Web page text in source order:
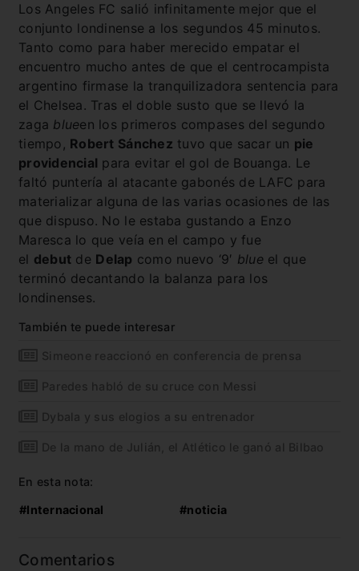
Los Angeles FC salió infinitamente mejor que el
conjunto londinense a los segundos 45 minutos.
Tanto como para haber merecido empatar el
encuentro mucho antes de que el centrocampista
argentino firmase la tranquilizadora sentencia para
el Chelsea. Tras el doble susto que se llevó la
zaga blueen los primeros compases del segundo
tiempo, Robert Sánchez tuvo que sacar un pie
providencial para evitar el gol de Bouanga. Le
faltó puntería al atacante gabonés de LAFC para
materializar alguna de las varias ocasiones de las
que dispuso. No le estaba gustando a Enzo
Maresca lo que veía en el campo y fue
el debut de Delap como nuevo ‘9′ blue el que
terminó decantando la balanza para los
londinenses.
También te puede interesar
Simeone reaccionó en conferencia de prensa
Paredes habló de su cruce con Messi
Dybala y sus elogios a su entrenador
De la mano de Julián, el Atlético le ganó al Bilbao
En esta nota:
#Internacional #noticia
Comentarios